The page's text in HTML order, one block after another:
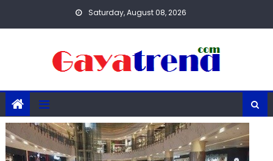
Saturday, August 08, 2026